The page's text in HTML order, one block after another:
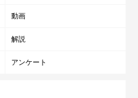
動画
解説
アンケート